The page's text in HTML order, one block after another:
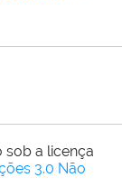
sob a licença
3.0 Não